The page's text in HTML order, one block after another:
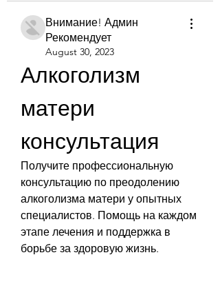
Внимание! Админ
Рекомендует
August 30, 2023
Алкоголизм
матери
консультация
Получите профессиональную
консультацию по преодолению
алкоголизма матери у опытных
специалистов. Помощь на каждом
этапе лечения и поддержка в
борьбе за здоровую жизнь.